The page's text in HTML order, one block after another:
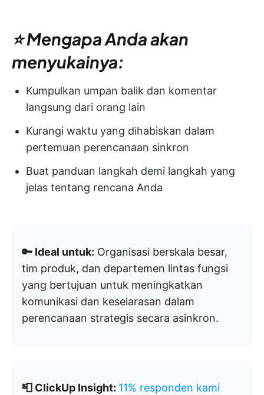
⭐ Mengapa Anda akan
menyukainya:
Kumpulkan umpan balik dan komentar
langsung dari orang lain
Kurangi waktu yang dihabiskan dalam
pertemuan perencanaan sinkron
Buat panduan langkah demi langkah yang
jelas tentang rencana Anda
🔑 Ideal untuk: Organisasi berskala besar,
tim produk, dan departemen lintas fungsi
yang bertujuan untuk meningkatkan
komunikasi dan keselarasan dalam
perencanaan strategis secara asinkron.
📮 ClickUp Insight: 11% responden kami